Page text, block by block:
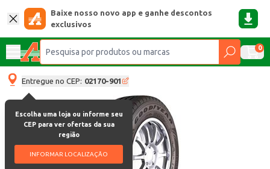
Baixe nosso novo app e ganhe descontos
exclusivos
0
Entregue no CEP: 02170-901
Escolha uma loja ou informe seu
CEP para ver ofertas da sua
região
INFORMAR LOCALIZAÇÃO